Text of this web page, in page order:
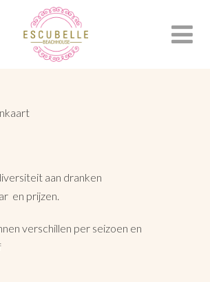
aan dranken
en prijzen.
verschillen per seizoen en